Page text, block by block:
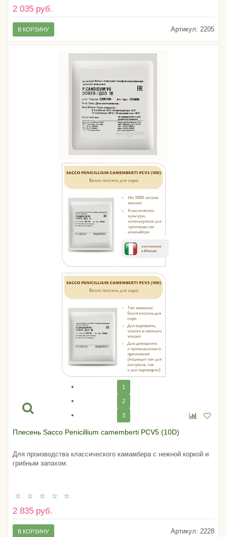
2 035 руб.
Артикул: 2205
В КОРЗИНУ
1
2
3
Плесень Sacco Penicillium camemberti PCV5 (10D)
Для производства классического камамбера с нежной коркой и
грибным запахом.
2 835 руб.
Артикул: 2228
В КОРЗИНУ